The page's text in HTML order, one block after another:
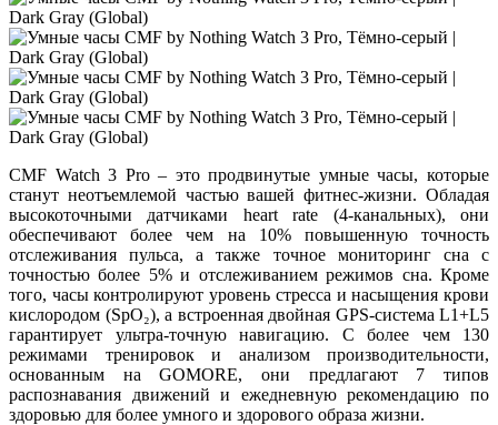
CMF Watch 3 Pro – это продвинутые умные часы, которые
станут неотъемлемой частью вашей фитнес-жизни. Обладая
высокоточными датчиками heart rate (4-канальных), они
обеспечивают более чем на 10% повышенную точность
отслеживания пульса, а также точное мониторинг сна с
точностью более 5% и отслеживанием режимов сна. Кроме
того, часы контролируют уровень стресса и насыщения крови
кислородом (SpO₂), а встроенная двойная GPS-система L1+L5
гарантирует ультра-точную навигацию. С более чем 130
режимами тренировок и анализом производительности,
основанным на GOMORE, они предлагают 7 типов
распознавания движений и ежедневную рекомендацию по
здоровью для более умного и здорового образа жизни.